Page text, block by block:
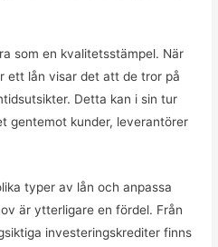
som en kvalitetsstämpel. När
ett lån visar det att de tror på
Detta kan i sin tur
gentemot kunder, leverantörer
typer av lån och anpassa
är ytterligare en fördel. Från
investeringskrediter finns